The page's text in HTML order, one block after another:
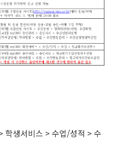
생서비스 > 수업/성적 > 수